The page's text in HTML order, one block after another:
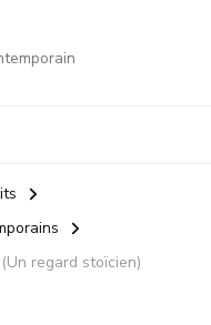
regard stoïcien)